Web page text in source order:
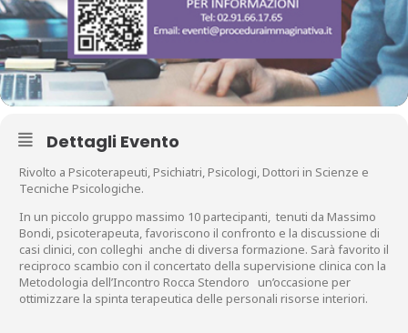
Dettagli Evento
Rivolto a Psicoterapeuti, Psichiatri, Psicologi, Dottori in Scienze e
Tecniche Psicologiche.
In un piccolo gruppo massimo 10 partecipanti, tenuti da Massimo
Bondi, psicoterapeuta, favoriscono il confronto e la discussione di
casi clinici, con colleghi anche di diversa formazione. Sarà favorito il
reciproco scambio con il concertato della supervisione clinica con la
Metodologia dell’Incontro Rocca Stendoro un’occasione per
ottimizzare la spinta terapeutica delle personali risorse interiori.